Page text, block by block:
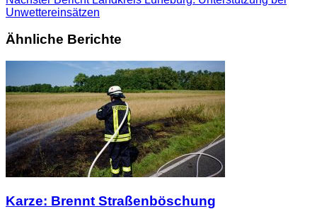
Unwettereinsätzen
Ähnliche Berichte
Karze: Brennt Straßenböschung